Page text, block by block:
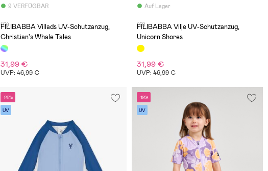
9 VERFÜGBAR
(0)
FILIBABBA Villads UV-Schutzanzug,
Christian's Whale Tales
31,99 €
UVP: 46,99 €
Auf Lager
(0)
FILIBABBA Vilje UV-Schutzanzug,
Unicorn Shores
31,99 €
UVP: 46,99 €
-25%
UV
-19%
UV